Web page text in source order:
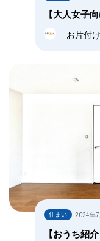
【大人女子
お片付
住まい 2024年
【おうち紹